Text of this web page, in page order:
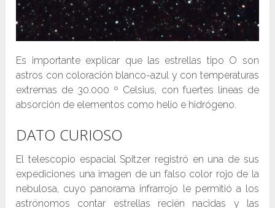
Es importante explicar que las estrellas tipo O son
astros con coloración blanco-azul y con temperaturas
extremas de 30.000 º Celsius, con fuertes líneas de
absorción de elementos como helio e hidrógeno.
DATO CURIOSO
El telescopio espacial Spitzer registró en una de sus
expediciones una imagen de un falso color rojo de la
nebulosa, cuyo panorama infrarrojo le permitió a los
astrónomos contar estrellas recién nacidas y las